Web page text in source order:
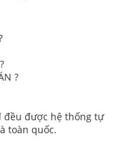
?
đều được hệ thống tự
toàn quốc.